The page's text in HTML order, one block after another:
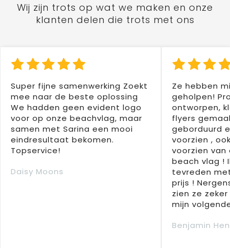
Wij zijn trots op wat we maken en onze
klanten delen die trots met ons
Super fijne samenwerking Zoekt
mee naar de beste oplossing
We hadden geen evident logo
voor op onze beachvlag, maar
samen met Sarina een mooi
eindresultaat bekomen.
Topservice!
Daisy Moons
Ze hebben
geholpen!
ontworpen,
flyers
geborduurd
voorzien ,
voorzien
beach vlag !
tevreden
prijs !
zien ze
mijn
Benjamin